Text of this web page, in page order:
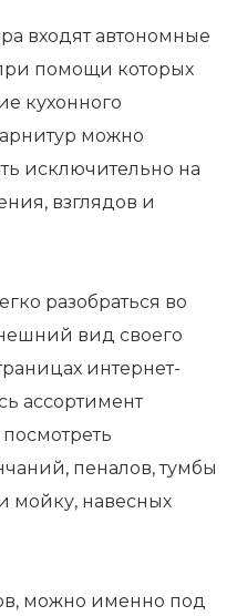
входят автономные
помощи которых
кухонного
можно
исключительно на
взглядов и
разобраться во
вид своего
интернет-
ассортимент
пеналов, тумбы
мойку, навесных
можно именно под